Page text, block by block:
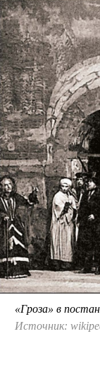
«Гроза» в
Источник: